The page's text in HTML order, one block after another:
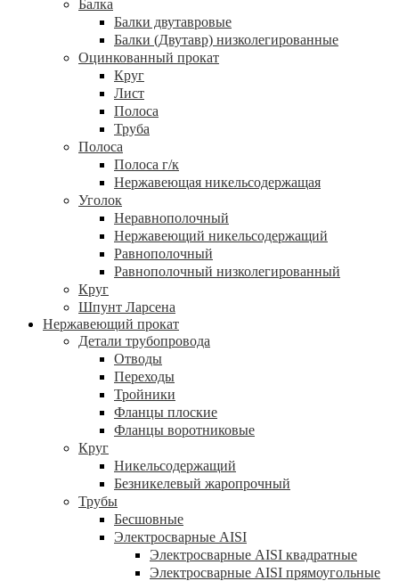
Балка
Балки двутавровые
Балки (Двутавр) низколегированные
Оцинкованный прокат
Круг
Лист
Полоса
Труба
Полоса
Полоса г/к
Нержавеющая никельсодержащая
Уголок
Неравнополочный
Нержавеющий никельсодержащий
Равнополочный
Равнополочный низколегированный
Круг
Шпунт Ларсена
Нержавеющий прокат
Детали трубопровода
Отводы
Переходы
Тройники
Фланцы плоские
Фланцы воротниковые
Круг
Никельсодержащий
Безникелевый жаропрочный
Трубы
Бесшовные
Электросварные AISI
Электросварные AISI квадратные
Электросварные AISI прямоугольные